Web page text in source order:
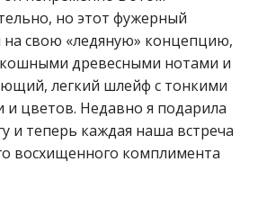
но этот фужерный
на свою «ледяную» концепцию,
древесными нотами и
легкий шлейф с тонкими
и цветов. Недавно я подарила
и теперь каждая наша встреча
восхищенного комплимента